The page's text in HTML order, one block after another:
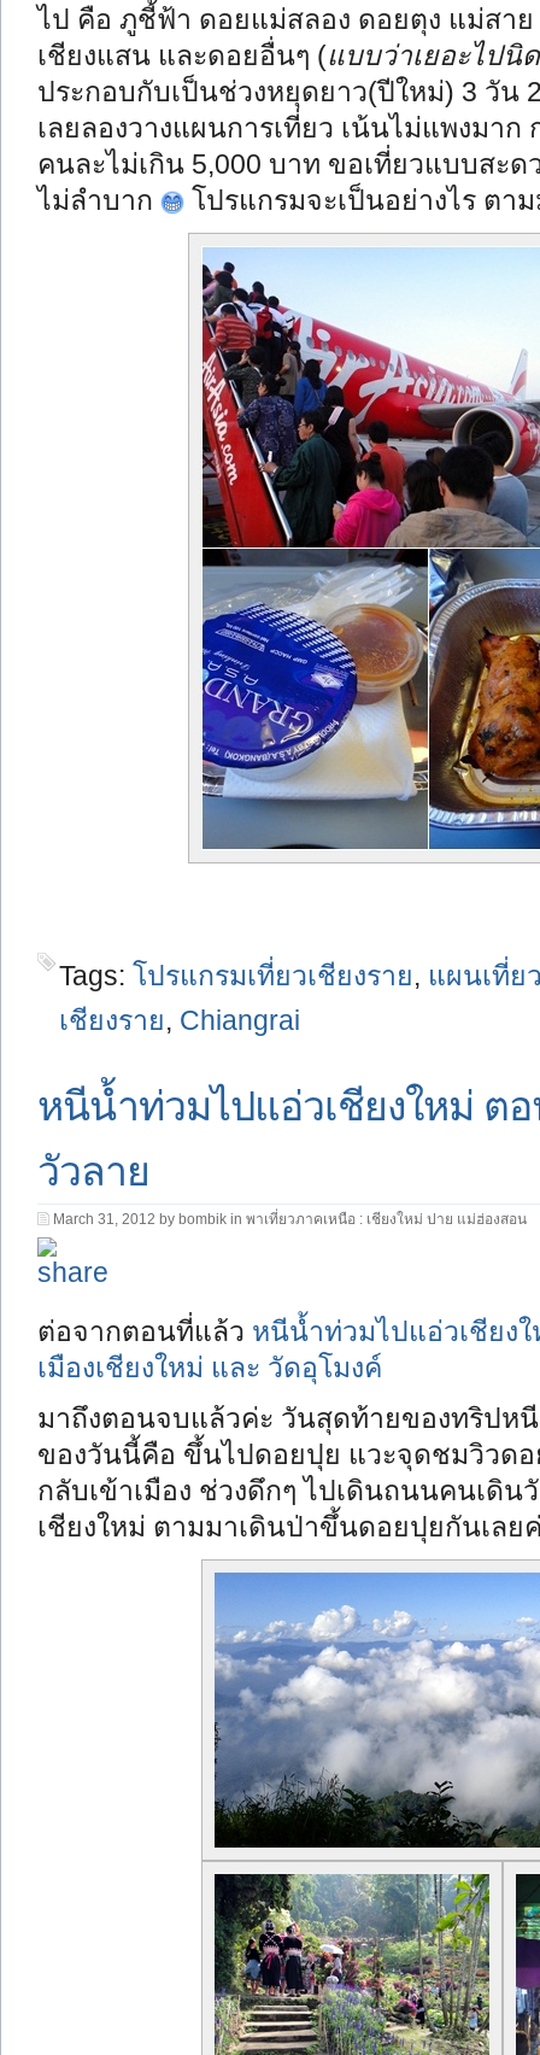
ไป คือ ภูชี้ฟ้า ดอยแม่สลอง ดอยตุง แม่สาย
เชียงแสน และดอยอื่นๆ (แบบว่าเยอะไปนิด
ประกอบกับเป็นช่วงหยุดยาว(ปีใหม่) 3 วัน
เลยลองวางแผนการเที่ยว เน้นไม่แพงมา
คนละไม่เกิน 5,000 บาท ขอเที่ยวแบบสะ
ไม่ลำบาก
โปรแกรมจะเป็นอย่างไร ตา
Tags: โปรแกรมเที่ยวเชียงราย, แผนเที่ย
เชียงราย, Chiangrai
หนีน้ำท่วมไปแอ่วเชียงใหม่ ต
วัวลาย
March 31, 2012 by bombik in พาเที่ยวภาคเหนือ : เชียงใหม่ ปาย แม่ฮ่องสอน
ต่อจากตอนที่แล้ว หนีน้ำท่วมไปแอ่วเชียง
เมืองเชียงใหม่ และ วัดอุโมงค์
มาถึงตอนจบแล้วค่ะ วันสุดท้ายของทริปห
ของวันนี้คือ ขึ้นไปดอยปุย แวะจุดชมวิวด
กลับเข้าเมือง ช่วงดึกๆ ไปเดินถนนคนเดิ
เชียงใหม่ ตามมาเดินป่าขึ้นดอยปุยกันเลย